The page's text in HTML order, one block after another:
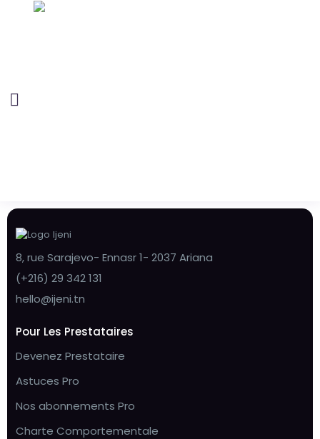
8, rue Sarajevo- Ennasr 1- 2037 Ariana
(+216) 29 342 131
hello@ijeni.tn
Pour Les Prestataires
Devenez Prestataire
Astuces Pro
Nos abonnements Pro
Charte Comportementale